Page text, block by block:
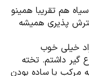
چندان راهگشا نیست و
بررسی میکنند چرا
میشود."
به درد بخوره.
نه مسند(چون "کردن"
و نه میتونه مفعول
هم تقریبا همینو
پذیری همیشه
خیلی خوب
داشتم. تخته
مرکب یا ساده بودن